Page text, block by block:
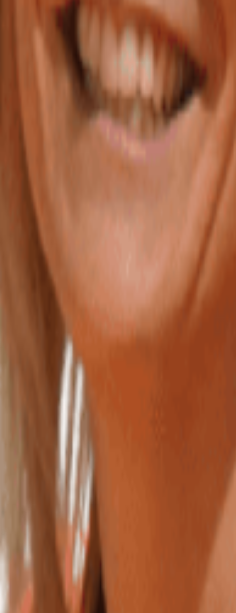
les voyages, la culture et bien plus encore grâce à notre comité
vos indemnités kilométriques.
en toute sécurité depuis une seule application.
et accédez à vos tableaux de bord en temps réel.
et très professionnelle. On peut lui faire confiance à 100%. A l'écoute,
Merci à elle et ses collaboratrices.
en matière de gestion/comptabilité. Elle est à l’écoute et réactive. Si
Du bonheur !